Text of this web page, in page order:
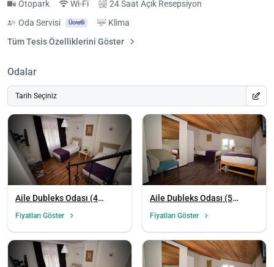
Otopark Wi-Fi
24 Saat Açık Resepsiyon
Oda Servisi
Ücretli
Klima
Tüm Tesis Özelliklerini Göster
Odalar
Tarih Seçiniz
Aile Dubleks Odası (4
Fiyatları Göster
Aile Dubleks Odası (5
Fiyatları Göster